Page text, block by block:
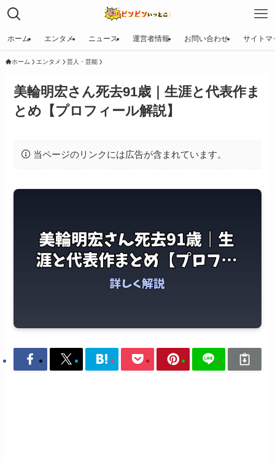
ホーム エンタメ ニュース 運営者情報 お問い合わせ サイトマ
ホーム エンタメ 芸人・芸能
美輪明宏さん死去91歳｜生涯と代表作ま
とめ【プロフィール解説】
当ページのリンクには広告が含まれています。